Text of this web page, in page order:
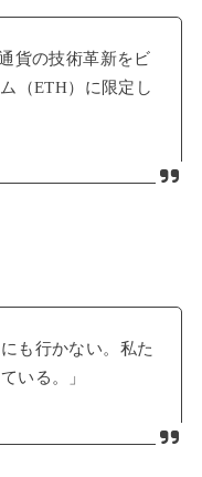
貨の技術革新をビ
（ETH）に限定し
も行かない。私た
いる。」